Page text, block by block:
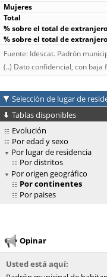
Fuente: Idescat. Padrón
(..) Dato confidencial, con baja
Selección de lugar de
Tablas disponibles
Evolución
Por edad y sexo
Por lugar de residencia
Por distritos
Por origen geográfico
Por continentes
Por paises
Opinar
Usted está aquí: